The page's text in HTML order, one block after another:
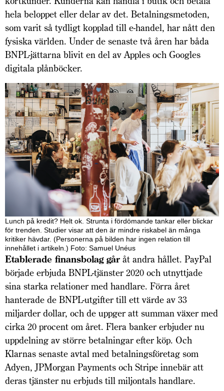
hela beloppet eller delar av det. Betalnings­metoden,
som varit så tydligt kopplad till e-handel, har nått den
fysiska världen. Under de senaste två åren har båda
BNPL-jättarna blivit en del av Apples och Googles
digitala plånböcker.
Lunch på kredit? Helt ok. Strunta i fördömande tankar eller blickar
för trenden. Studier visar att den är mindre riskabel än många
kritiker hävdar. (Personerna på bilden har ingen relation till
innehållet i artikeln.) Foto: Samuel Unéus
Etablerade finansbolag går åt andra hållet. PayPal
började erbjuda BNPL-tjänster 2020 och utnyttjade
sina starka relationer med handlare. Förra året
hanterade de BNPL-utgifter till ett värde av 33
miljarder dollar, och de uppger att summan växer med
cirka 20 procent om året. Flera banker erbjuder nu
uppdelning av större betalningar efter köp. Och
Klarnas senaste avtal med betalningsföretag som
Adyen, JPMorgan Payments och Stripe innebär att
deras tjänster nu erbjuds till miljontals handlare.